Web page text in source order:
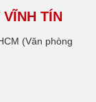
TÍN
(Văn phòng